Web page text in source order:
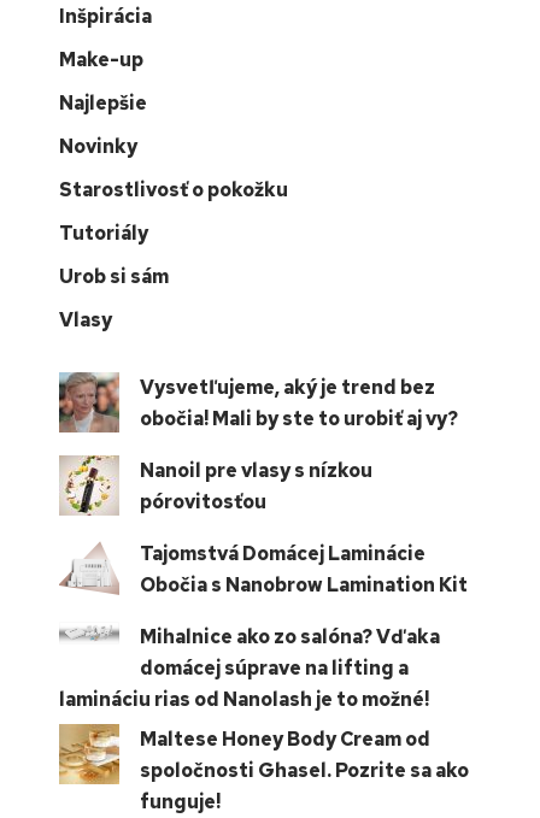
Inšpirácia
Make-up
Najlepšie
Novinky
Starostlivosť o pokožku
Tutoriály
Urob si sám
Vlasy
Vysvetľujeme, aký je trend bez
obočia! Mali by ste to urobiť aj vy?
Nanoil pre vlasy s nízkou
pórovitosťou
Tajomstvá Domácej Laminácie
Obočia s Nanobrow Lamination Kit
Mihalnice ako zo salóna? Vďaka
domácej súprave na lifting a
lamináciu rias od Nanolash je to možné!
Maltese Honey Body Cream od
spoločnosti Ghasel. Pozrite sa ako
funguje!